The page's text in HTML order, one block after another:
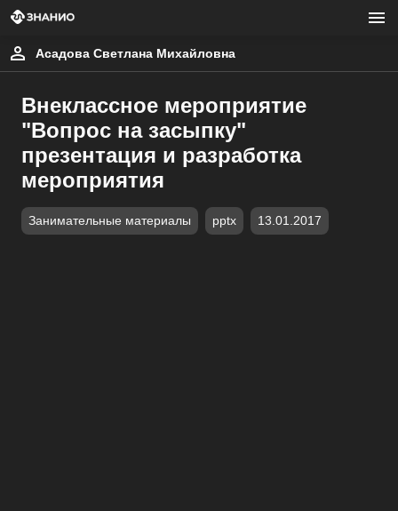
Асадова Светлана Михайловна
Внеклассное мероприятие
"Вопрос на засыпку"
презентация и разработка
мероприятия
Занимательные материалы pptx 13.01.2017